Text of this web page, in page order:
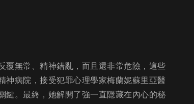
覆無常、精神錯亂，而且還非常危險，這些
神病院，接受犯罪心理學家梅蘭妮蘇里亞醫
鍵。最終，她解開了強一直隱藏在內心的秘